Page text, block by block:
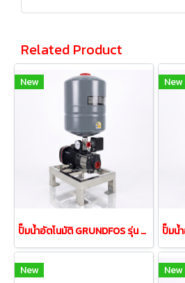
Related Product
New
ปั๊มน้ำอัตโนมัติ GRUNDFOS รุ่น CMB 5-46PT กำลัง 900 วัตต์
New
New New